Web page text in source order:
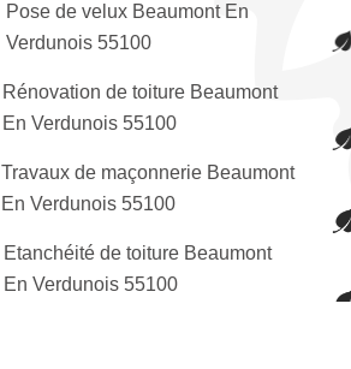
Pose de velux Beaumont En
Verdunois 55100
Rénovation de toiture Beaumont
En Verdunois 55100
Travaux de maçonnerie Beaumont
En Verdunois 55100
Etanchéité de toiture Beaumont
En Verdunois 55100